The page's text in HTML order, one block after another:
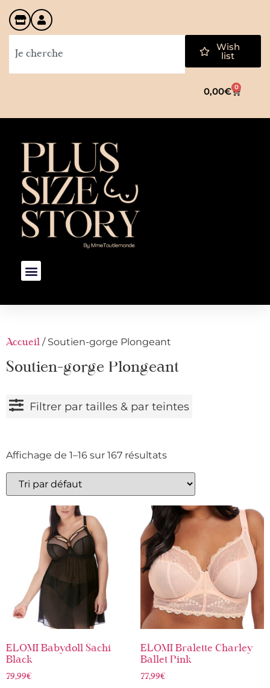
Wish
list
0,00€ 0
Accueil / Soutien-gorge Plongeant
Soutien-gorge Plongeant
Filtrer par tailles & par teintes
Affichage de 1–16 sur 167 résultats
ELOMI Babydoll Sachi
Black
79,99€
ELOMI Bralette Charley
Ballet Pink
77,99€